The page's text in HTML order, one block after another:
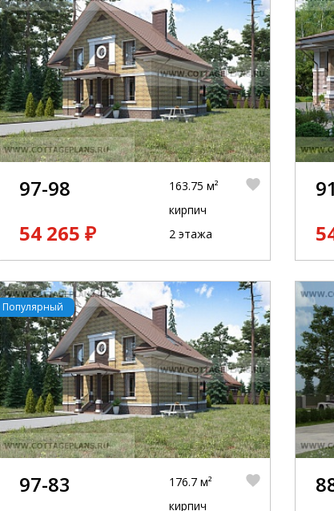
97-98
54 265 ₽
163.75 м²
кирпич
2 этажа
Популярный
97-83
176.7 м²
кирпич